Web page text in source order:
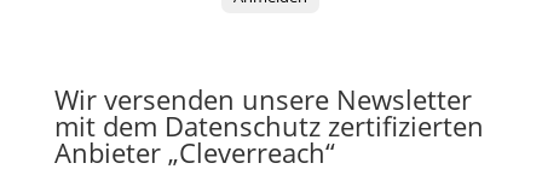
Wir versenden unsere Newsletter
mit dem Datenschutz zertifizierten
Anbieter „Cleverreach“